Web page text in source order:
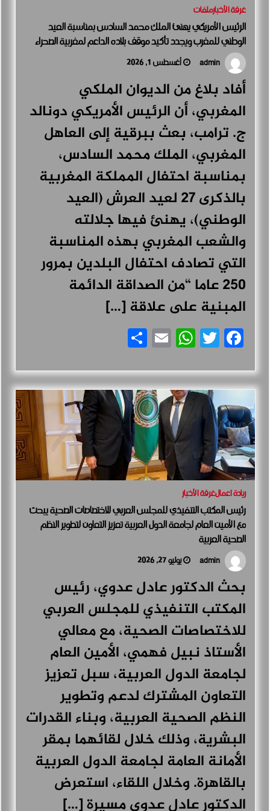
عند امتلاك السيارات
أغسطس 4, 2026
غرفة الأخبارملفات
الرئيس الأمريكي يهنئ الملك محمد السادس بمناسبة العيد
الوطني للمغرب ويجدد تأكيد موقف بلاده الداعم لمغربية الصحراء
admin أغسطس 1, 2026
أفاد بلاغ من الديوان الملكي
المغربي، أن الرئيس الأمريكي دونالد
ج. ترامب، بعث ببرقية إلى العاهل
المغربي، الملك محمد السادس،
بمناسبة احتفال المملكة المغربية
بالذكرى 27 لعيد العرش (العيد
الوطني)، يهنئ فيها جلالته
والشعب المغربي بهذه المناسبة
التي تصادف احتفال البلدين بمرور
250 عاما “من الصداقة الدائمة
المبنية على علاقة […]
Facebook
Twitter
WhatsApp
Email
ريادة اعمالغرفة الأخبار
رئيس المكتب التنفيذي للمجلس العربي للاختصاصات الصحية يبحث
مع الأمين العام لجامعة الدول العربية تعزيز التعاون لتطوير النظم
الصحية العربية
admin يوليو 27, 2026
بحث الدكتور عادل عدوي، رئيس
المكتب التنفيذي للمجلس العربي
للاختصاصات الصحية، مع معالي
الأستاذ نبيل فهمي، الأمين العام
لجامعة الدول العربية، سبل تعزيز
التعاون المشترك لدعم وتطوير
النظم الصحية العربية، وبناء القدرات
البشرية، وذلك خلال لقائهما بمقر
الأمانة العامة لجامعة الدول العربية
بالقاهرة. وخلال اللقاء، استعرض
الدكتور عادل عدوي مسيرة […]